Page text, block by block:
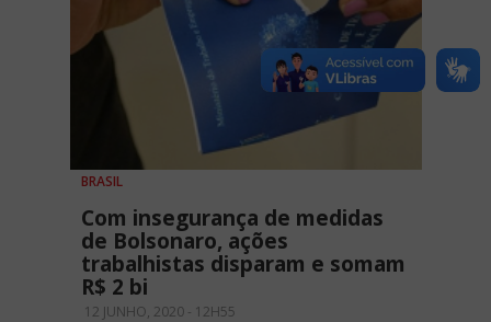
BRASIL
Com insegurança de medidas
de Bolsonaro, ações
trabalhistas disparam e somam
R$ 2 bi
12 JUNHO, 2020 - 12H55